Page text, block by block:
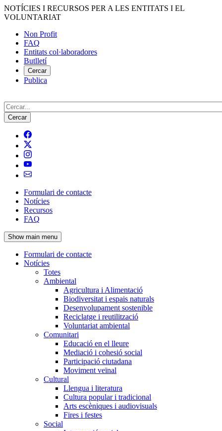
Vés
al
NOTÍCIES I RECURSOS PER A LES ENTITATS I EL
VOLUNTARIAT
Menú
del
compte
d'usuari
Non Profit
FAQ
Entitats col·laboradores
Butlletí
Cercar
Publica
Cerca
Navegació
principal
de
l'encapçalament
Formulari de contacte
Notícies
Recursos
FAQ
Show main menu
Navegació
principal
Formulari de contacte
Notícies
Totes
Ambiental
Agricultura i Alimentació
Biodiversitat i espais naturals
Desenvolupament sostenible
Reciclatge i reutilització
Voluntariat ambiental
Comunitari
Educació en el lleure
Mediació i cohesió social
Participació ciutadana
Moviment veïnal
Cultural
Llengua i literatura
Cultura popular i tradicional
Arts escèniques i audiovisuals
Fires i festes
Social